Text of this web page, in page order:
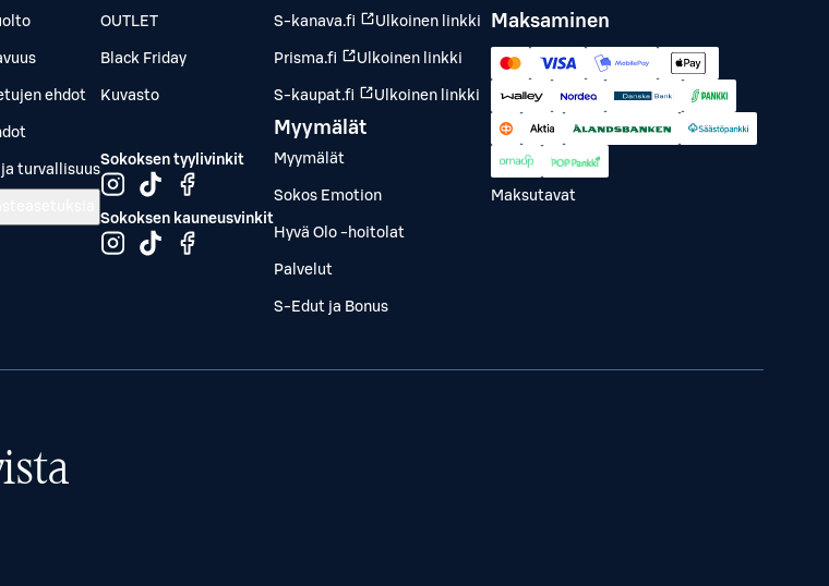
ehdot
turvallisuus
OUTLET
Black Friday
Kuvasto
Sokoksen tyylivinkit
Sokoksen kauneusvinkit
S-kanava.fi Ulkoinen linkki
Prisma.fi Ulkoinen linkki
S-kaupat.fi Ulkoinen linkki
Myymälät
Myymälät
Sokos Emotion
Hyvä Olo -hoitolat
Palvelut
S-Edut ja Bonus
Maksaminen
Maksutavat